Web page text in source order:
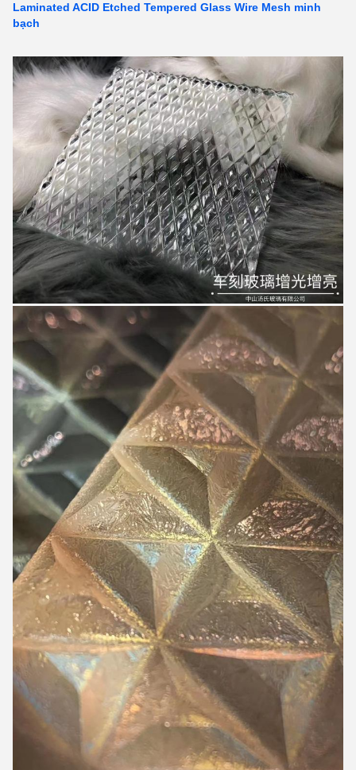
Laminated ACID Etched Tempered Glass Wire Mesh minh
bạch